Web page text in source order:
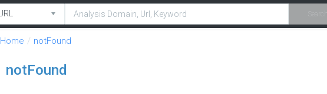
Home notFound
notFound